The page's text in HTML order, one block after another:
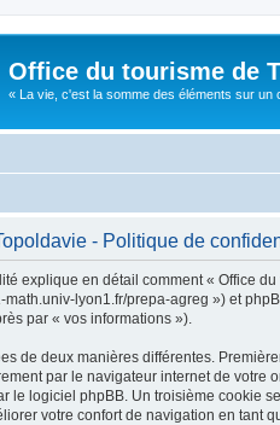
Office du tourisme de
« La vie, c'est la somme des éléments sur un
- Politique de
explique en détail comment « Office
math.univ-lyon1.fr/prepa-agreg ») et
par « vos informations »).
de deux manières différentes.
par le navigateur internet de votre
le logiciel phpBB. Un troisième cookie
votre confort de navigation en tant